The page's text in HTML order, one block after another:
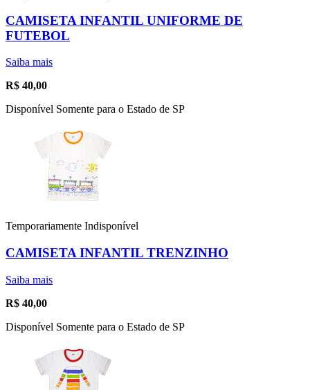
CAMISETA INFANTIL UNIFORME DE
FUTEBOL
Saiba mais
R$ 40,00
Disponível Somente para o Estado de SP
Temporariamente Indisponível
CAMISETA INFANTIL TRENZINHO
Saiba mais
R$ 40,00
Disponível Somente para o Estado de SP